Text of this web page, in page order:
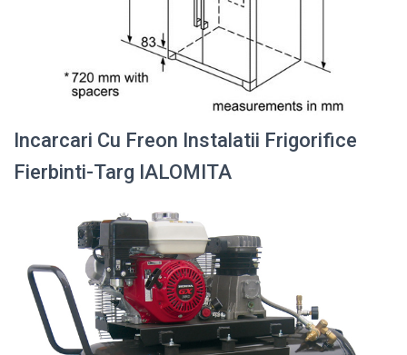
Incarcari Cu Freon Instalatii Frigorifice
Fierbinti-Targ IALOMITA